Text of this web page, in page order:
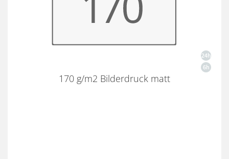
170 g/m2 Bilderdruck matt